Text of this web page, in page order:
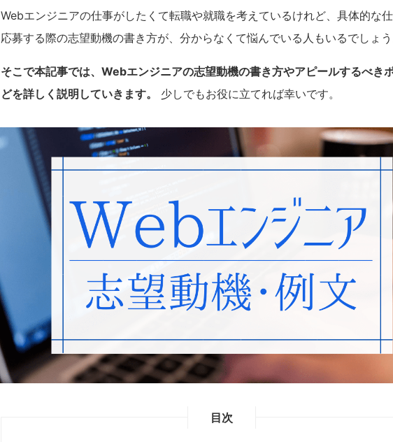
Webエンジニアの仕事がしたくて転職や就職を考えているけれど、具体的な
応募する際の志望動機の書き方が、分からなくて悩んでいる人もいるでしょう
そこで本記事では、Webエンジニアの志望動機の書き方やアピールするべき
どを詳しく説明していきます。
少しでもお役に立てれば幸いです。
目次